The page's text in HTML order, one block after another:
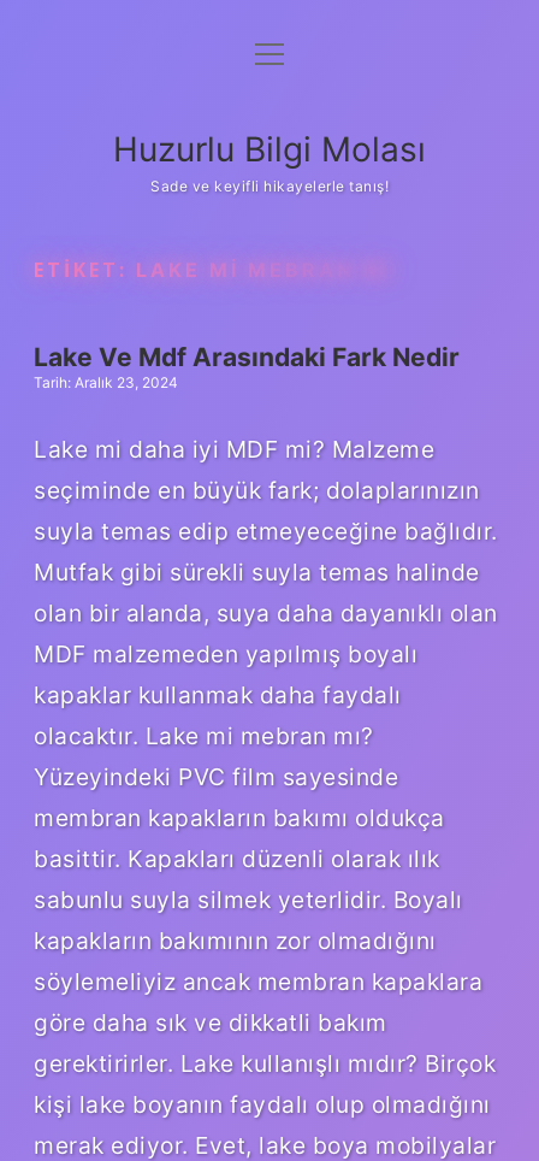
Anasayfa
Yasal Uyarı
menüyü
Huzurlu Bilgi Molası
Sade ve keyifli hikayelerle tanış!
ETIKET: LAKE MI MEBRAN MI
Lake Ve Mdf Arasındaki Fark Nedir
Tarih: Aralık 23, 2024
Lake mi daha iyi MDF mi? Malzeme
seçiminde en büyük fark; dolaplarınızın
suyla temas edip etmeyeceğine bağlıdır.
Mutfak gibi sürekli suyla temas halinde
olan bir alanda, suya daha dayanıklı olan
MDF malzemeden yapılmış boyalı
kapaklar kullanmak daha faydalı
olacaktır. Lake mi mebran mı?
Yüzeyindeki PVC film sayesinde
membran kapakların bakımı oldukça
basittir. Kapakları düzenli olarak ılık
sabunlu suyla silmek yeterlidir. Boyalı
kapakların bakımının zor olmadığını
söylemeliyiz ancak membran kapaklara
göre daha sık ve dikkatli bakım
gerektirirler. Lake kullanışlı mıdır? Birçok
kişi lake boyanın faydalı olup olmadığını
merak ediyor. Evet, lake boya mobilyalar